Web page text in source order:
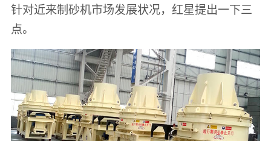
针对近来制砂机市场发展状况，红星提出一下三
点。